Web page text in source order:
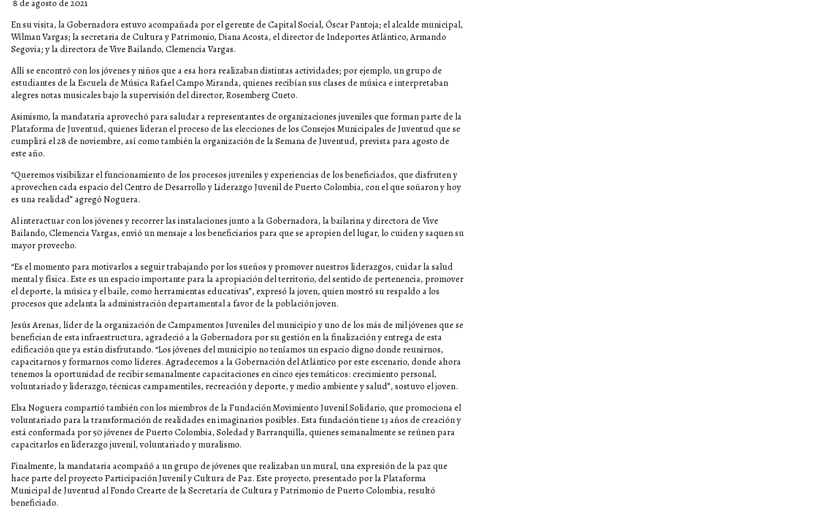
8 de agosto de 2021
En su visita, la Gobernadora estuvo acompañada por el gerente de Capital Social, Óscar Pantoja; el alcalde municipal,
Wilman Vargas; la secretaria de Cultura y Patrimonio, Diana Acosta, el director de Indeportes Atlántico, Armando
Segovia; y la directora de Vive Bailando, Clemencia Vargas.
Allí se encontró con los jóvenes y niños que a esa hora realizaban distintas actividades; por ejemplo, un grupo de
estudiantes de la Escuela de Música Rafael Campo Miranda, quienes recibían sus clases de música e interpretaban
alegres notas musicales bajo la supervisión del director, Rosemberg Cueto.
Asimismo, la mandataria aprovechó para saludar a representantes de organizaciones juveniles que forman parte de la
Plataforma de Juventud, quienes lideran el proceso de las elecciones de los Consejos Municipales de Juventud que se
cumplirá el 28 de noviembre, así como también la organización de la Semana de Juventud, prevista para agosto de
este año.
“Queremos visibilizar el funcionamiento de los procesos juveniles y experiencias de los beneficiados, que disfruten y
aprovechen cada espacio del Centro de Desarrollo y Liderazgo Juvenil de Puerto Colombia, con el que soñaron y hoy
es una realidad” agregó Noguera.
Al interactuar con los jóvenes y recorrer las instalaciones junto a la Gobernadora, la bailarina y directora de Vive
Bailando, Clemencia Vargas, envió un mensaje a los beneficiarios para que se apropien del lugar, lo cuiden y saquen su
mayor provecho.
“Es el momento para motivarlos a seguir trabajando por los sueños y promover nuestros liderazgos, cuidar la salud
mental y física. Este es un espacio importante para la apropiación del territorio, del sentido de pertenencia, promover
el deporte, la música y el baile, como herramientas educativas”, expresó la joven, quien mostró su respaldo a los
procesos que adelanta la administración departamental a favor de la población joven.
Jesús Arenas, líder de la organización de Campamentos Juveniles del municipio y uno de los más de mil jóvenes que se
benefician de esta infraestructura, agradeció a la Gobernadora por su gestión en la finalización y entrega de esta
edificación que ya están disfrutando. “Los jóvenes del municipio no teníamos un espacio digno donde reunirnos,
capacitarnos y formarnos como líderes. Agradecemos a la Gobernación del Atlántico por este escenario, donde ahora
tenemos la oportunidad de recibir semanalmente capacitaciones en cinco ejes temáticos: crecimiento personal,
voluntariado y liderazgo, técnicas campamentiles, recreación y deporte, y medio ambiente y salud”, sostuvo el joven.
Elsa Noguera compartió también con los miembros de la Fundación Movimiento Juvenil Solidario, que promociona el
voluntariado para la transformación de realidades en imaginarios posibles. Esta fundación tiene 13 años de creación y
está conformada por 50 jóvenes de Puerto Colombia, Soledad y Barranquilla, quienes semanalmente se reúnen para
capacitarlos en liderazgo juvenil, voluntariado y muralismo.
Finalmente, la mandataria acompañó a un grupo de jóvenes que realizaban un mural, una expresión de la paz que
hace parte del proyecto Participación Juvenil y Cultura de Paz. Este proyecto, presentado por la Plataforma
Municipal de Juventud al Fondo Crearte de la Secretaría de Cultura y Patrimonio de Puerto Colombia, resultó
beneficiado.